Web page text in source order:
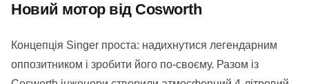
Новий мотор від Cosworth
Концепція Singer проста: надихнутися легендарним
оппозитником і зробити його по-своєму. Разом із